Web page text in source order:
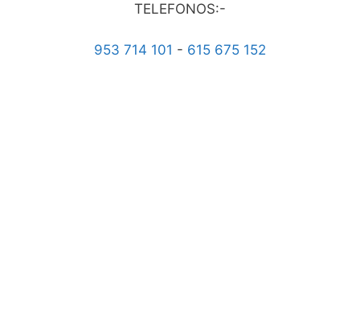
TELEFONOS:-
953 714 101 - 615 675 152